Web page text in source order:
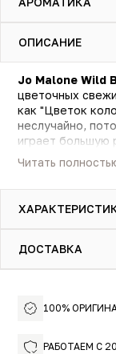
100%
РАБОТАЕМ С
ОПИСАНИЕ
Jo Malone Wild
цветочных
как "Цветок
неслучайно,
играет большую
даже отмечают
лишь единожды
навсегда и
результатом
оттенки, ни
его так: "Тонко
трогательный".
Читать
ДОСТАВКА